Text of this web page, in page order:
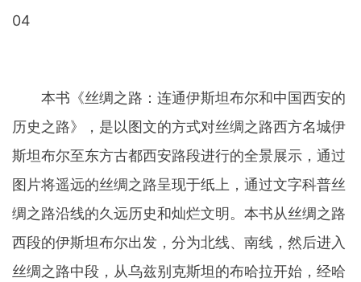
04
本书《丝绸之路：连通伊斯坦布尔和中国西安的
历史之路》，是以图文的方式对丝绸之路西方名城伊
斯坦布尔至东方古都西安路段进行的全景展示，通过
图片将遥远的丝绸之路呈现于纸上，通过文字科普丝
绸之路沿线的久远历史和灿烂文明。本书从丝绸之路
西段的伊斯坦布尔出发，分为北线、南线，然后进入
丝绸之路中段，从乌兹别克斯坦的布哈拉开始，经哈